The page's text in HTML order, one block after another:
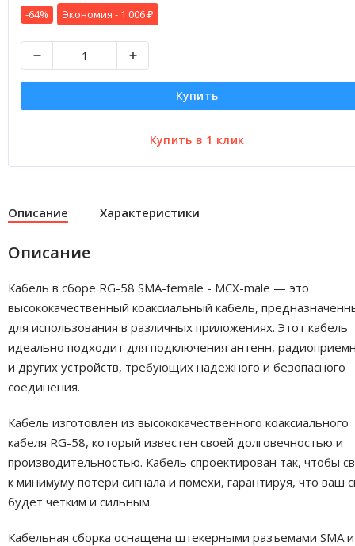
-64% Экономия - 1 006 ₽
Купить
Описание Характеристики
Описание
Кабель в сборе RG-58 SMA-female - MCX-male — это
высококачественный коаксиальный кабель,
для использования в различных приложениях. Этот кабель
идеально подходит для подключения антенн,
и других устройств, требующих надежного и безопасного
соединения.
Кабель изготовлен из высококачественного коаксиального
кабеля RG-58, который известен своей долговечностью и
производительностью. Кабель спроектирован так, чтобы
к минимуму потери сигнала и помехи, гарантируя, что ваш
будет четким и сильным.
Кабельная сборка оснащена штекерными разъемами SMA и